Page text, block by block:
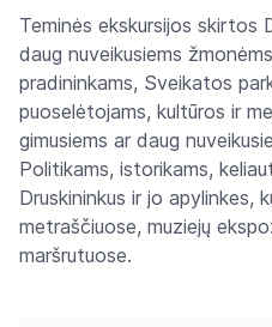
Teminės ekskursijos skirtos
daug nuveikusiems
pradininkams, Sveikatos
puoselėtojams, kultūros ir
gimusiems ar daug
Politikams, istorikams,
Druskininkus ir jo apylinkes,
metraščiuose, muziejų
maršrutuose.